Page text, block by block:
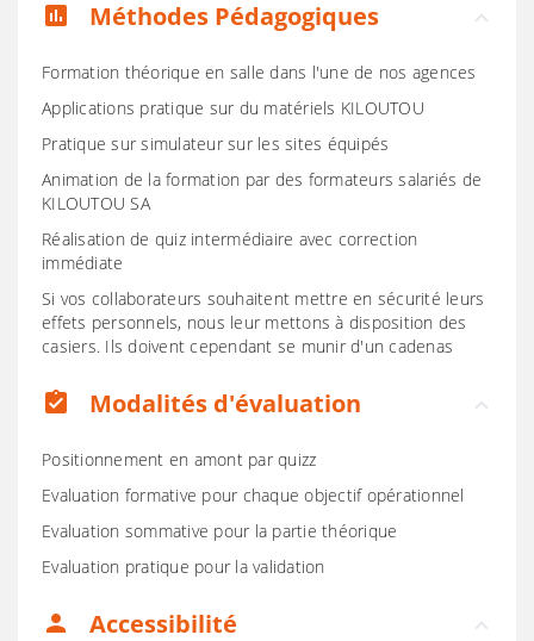
assessment Méthodes Pédagogiques
Formation théorique en salle dans l'une de nos agences
Applications pratique sur du matériels KILOUTOU
Pratique sur simulateur sur les sites équipés
Animation de la formation par des formateurs salariés de
KILOUTOU SA
Réalisation de quiz intermédiaire avec correction
immédiate
Si vos collaborateurs souhaitent mettre en sécurité leurs
effets personnels, nous leur mettons à disposition des
casiers. Ils doivent cependant se munir d'un cadenas
assignment_turned_in Modalités d'évaluation
Positionnement en amont par quizz
Evaluation formative pour chaque objectif opérationnel
Evaluation sommative pour la partie théorique
Evaluation pratique pour la validation
person Accessibilité